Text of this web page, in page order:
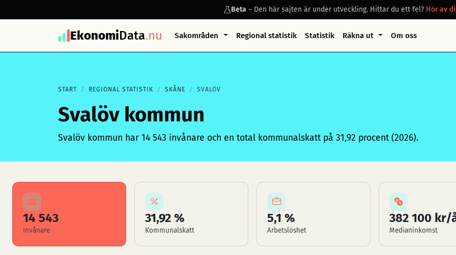
Beta– Den här sajten är under utveckling. Hittar du ett fel? Hör av
EkonomiData.nu Sakområden Regional statistik Statistik Räkna ut Om oss
START REGIONAL STATISTIK SKÅNE SVALÖV
Svalöv kommun
Svalöv kommun har 14 543 invånare och en total kommunalskatt på 31,92 procent (2026).
14 543
Invånare
31,92 %
Kommunalskatt
5,1 %
Arbetslöshet
382 100 kr/
Medianinkomst